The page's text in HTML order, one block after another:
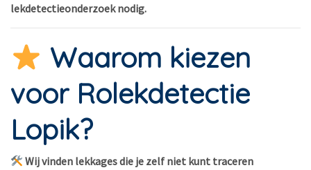
lekdetectieonderzoek nodig.
Waarom kiezen
voor Rolekdetectie
Lopik?
Wij vinden lekkages die je zelf niet kunt traceren